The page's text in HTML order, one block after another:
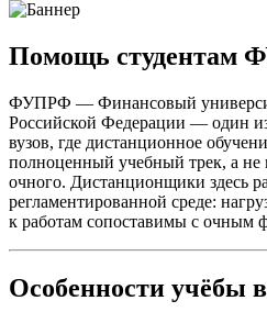
Помощь студентам
ФУПРФ — Финансовый
Российской Федерации — один
вузов, где дистанционное
полноценный учебный трек, а
очного. Дистанционщики здесь
регламентированной среде:
к работам сопоставимы с очным
Особенности